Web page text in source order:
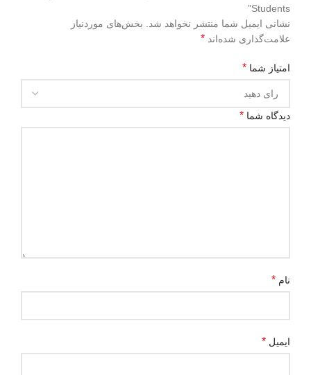
Students”
نشانی ایمیل شما منتشر نخواهد شد. بخش‌های موردنیاز
علامت‌گذاری شده‌اند *
امتیاز شما *
دیدگاه شما *
نام *
ایمیل *